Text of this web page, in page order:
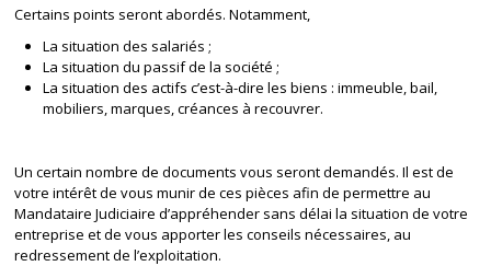
Certains points seront abordés. Notamment,
La situation des salariés ;
La situation du passif de la société ;
La situation des actifs c’est-à-dire les biens : immeuble, bail,
mobiliers, marques, créances à recouvrer.
Un certain nombre de documents vous seront demandés. Il est de
votre intérêt de vous munir de ces pièces afin de permettre au
Mandataire Judiciaire d’appréhender sans délai la situation de votre
entreprise et de vous apporter les conseils nécessaires, au
redressement de l’exploitation.